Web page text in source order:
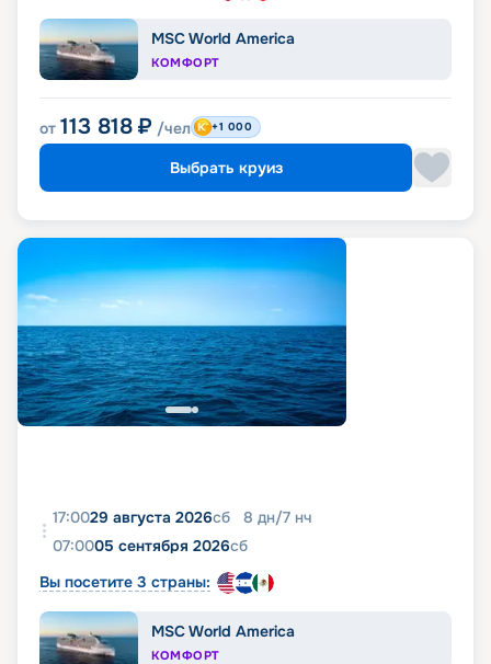
MSC World America
КОМФОРТ
от 113 818 ₽ /чел +1 000
Выбрать круиз
17:0029 августа 2026сб 8 дн/7 нч
07:0005 сентября 2026сб
Вы посетите 3 страны:
MSC World America
КОМФОРТ